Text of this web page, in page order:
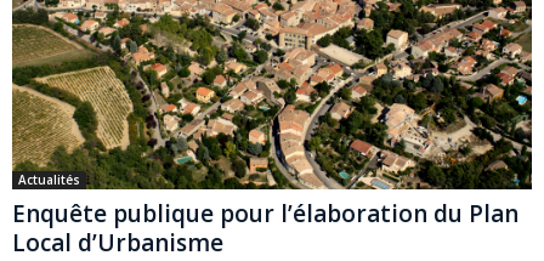
Actualités
Enquête publique pour l’élaboration du Plan
Local d’Urbanisme